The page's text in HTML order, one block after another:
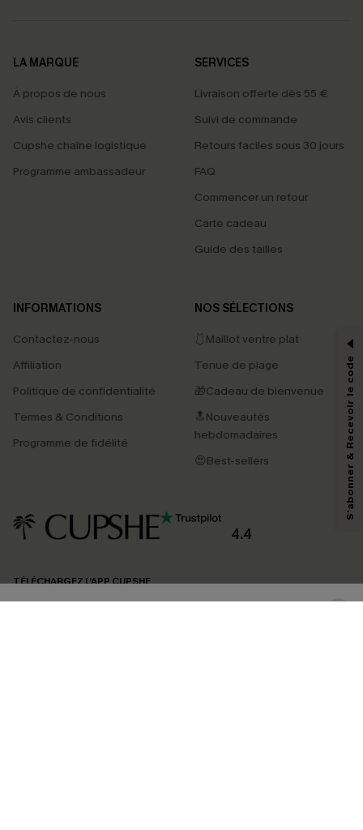
LA MARQUE
À propos de nous
Avis clients
Cupshe chaîne logistique
Programme ambassadeur
SERVICES
Livraison offerte dès 55 €
Suivi de commande
Retours faciles sous 30 jours
FAQ
Commencer un retour
Carte cadeau
Guide des tailles
INFORMATIONS
Contactez-nous
Affiliation
Politique de confidentialité
Termes & Conditions
Programme de fidélité
NOS SÉLECTIONS
🩱Maillot ventre plat
Tenue de plage
🎁Cadeau de bienvenue
🔝Nouveautés
hebdomadaires
😍Best-sellers
4.4
TÉLÉCHARGEZ L’APP CUPSHE
PROFITEZ DE -15%
-15% dès 2 Achetés par E-mail
*Un code par commande, valable une seule fois.
En soumettant votre adresse e-mail, vous acceptez de recevoir des e-mails
marketing (y compris du contenu généré par l'IA) de Cupshe et
reconnaissez avoir pris connaissance de nos
pouvons utiliser les données collectées sur notre site ainsi que des
produits susceptibles de vous intéresser, conformément à notre
Politique de
confidentialité
. Vous pouvez vous désabonner à tout moment.
S'abonner & Recevoir le code